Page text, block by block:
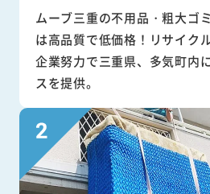
ムーブ三重の不用品・粗大ゴ
は高品質で低価格！リサイク
企業努力で三重県、多気町内
スを提供。